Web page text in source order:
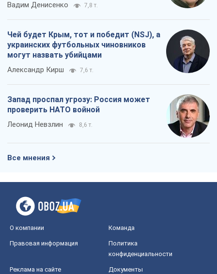
Вадим Денисенко 7,8 т.
Чей будет Крым, тот и победит (NSJ), а
украинских футбольных чиновников
могут назвать убийцами
Александр Кирш 7,6 т.
Запад проспал угрозу: Россия может
проверить НАТО войной
Леонид Невзлин 8,6 т.
Все мнения
О компании Команда
Правовая информация
Политика
конфиденциальности
Реклама на сайте Документы